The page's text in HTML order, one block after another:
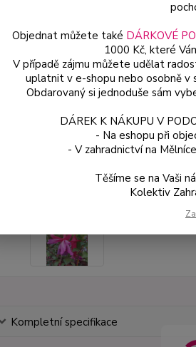
Kompletní specifikace
Objednat můžete také DÁRKOVÉ
1000 Kč, které
V případě zájmu můžete udělat
uplatnit v e-shopu nebo osobně v
Obdarovaný si jednoduše sám
DÁREK K NÁKUPU V
- Na eshopu při
- V zahradnictví na
Těšíme se na Vaši
Kolektiv